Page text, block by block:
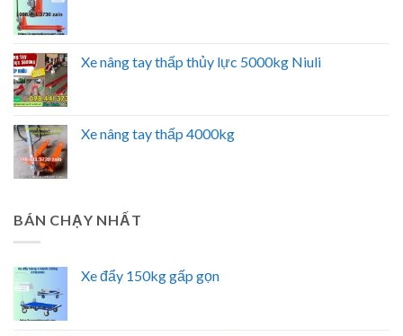
Xe nâng tay thấp thủy lực 5000kg Niuli
Xe nâng tay thấp 4000kg
BÁN CHẠY NHẤT
Xe đẩy 150kg gấp gọn